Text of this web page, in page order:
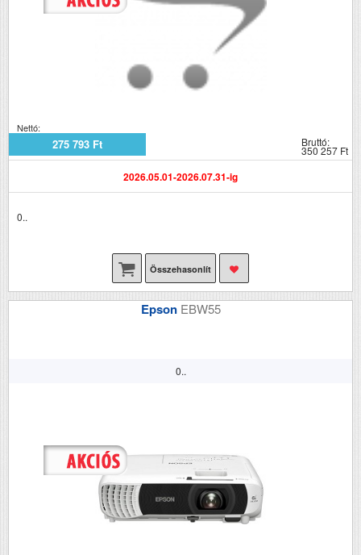
Nettó:
275 793 Ft Bruttó:
350 257 Ft
2026.05.01-2026.07.31-ig
0..
Összehasonlít
Epson EBW55
0..